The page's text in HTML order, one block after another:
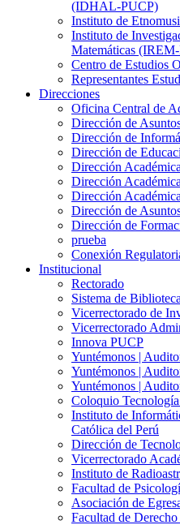
(IDHAL-PUCP)
Instituto de
Instituto de
Matemáticas
Centro de Estudios
Representantes
Direcciones
Oficina Central de
Dirección de
Dirección de
Dirección de
Dirección
Dirección
Dirección
Dirección de
Dirección de
prueba
Conexión
Institucional
Rectorado
Sistema de
Vicerrectorado de
Vicerrectorado
Innova PUCP
Yuntémonos |
Yuntémonos |
Yuntémonos |
Coloquio
Instituto de
Católica del Perú
Dirección de
Vicerrectorado
Instituto de
Facultad de
Asociación de
Facultad de Derecho